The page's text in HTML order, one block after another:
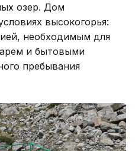
озер. Дом
высокогорья:
необходимым для
и бытовыми
пребывания